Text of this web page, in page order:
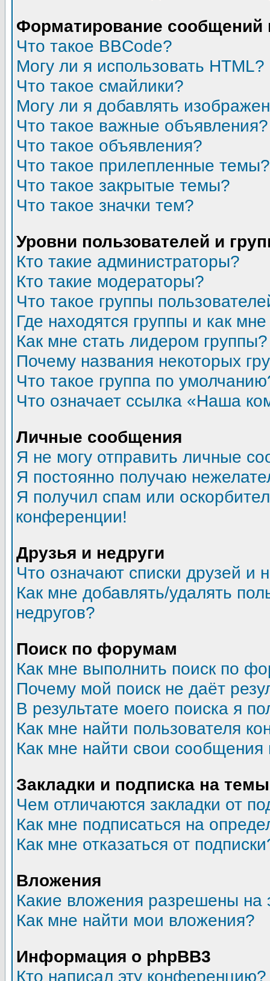
Форматирование
Что такое BBCode?
Могу ли я использовать HTML?
Что такое смайлики?
Могу ли я добавлять
Что такое важные объявления?
Что такое объявления?
Что такое прилепленные темы?
Что такое закрытые темы?
Что такое значки тем?
Уровни пользователей и
Кто такие администраторы?
Кто такие модераторы?
Что такое группы
Где находятся группы и как
Как мне стать лидером группы?
Почему названия некоторых
Что такое группа по
Что означает ссылка «Наша
Личные сообщения
Я не могу отправить личные
Я постоянно получаю
Я получил спам или
конференции!
Друзья и недруги
Что означают списки друзей и
Как мне добавлять/удалять
недругов?
Поиск по форумам
Как мне выполнить поиск по
Почему мой поиск не даёт
В результате моего поиска я
Как мне найти пользователя
Как мне найти свои
Закладки и подписка на темы
Чем отличаются закладки от
Как мне подписаться на
Как мне отказаться от
Вложения
Какие вложения разрешены на
Как мне найти мои вложения?
Информация о phpBB3
Кто написал эту конференцию?